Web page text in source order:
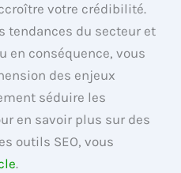
votre crédibilité.
tendances du secteur et
en conséquence, vous
des enjeux
séduire les
en savoir plus sur des
outils SEO, vous
.